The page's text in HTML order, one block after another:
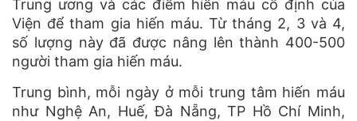
Trung ương và các điểm hiến máu cố định của
Viện để tham gia hiến máu. Từ tháng 2, 3 và 4,
số lượng này đã được nâng lên thành 400-500
người tham gia hiến máu.
Trung bình, mỗi ngày ở mỗi trung tâm hiến máu
như Nghệ An, Huế, Đà Nẵng, TP Hồ Chí Minh,